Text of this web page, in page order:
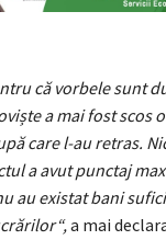
că vorbele sunt
a mai fost scos
care l-au retras.
a avut punctaj
au existat bani
a mai